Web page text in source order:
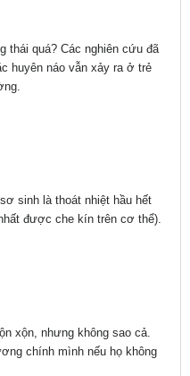
thái quá? Các nghiên cứu đã
huyên náo vẫn xảy ra ở trẻ
sinh là thoát nhiệt hầu hết
được che kín trên cơ thể).
xộn, nhưng không sao cả.
chính mình nếu họ không